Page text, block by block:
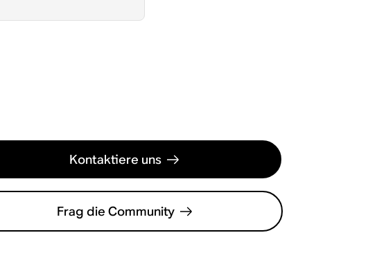
Kontaktiere uns
Frag die Community